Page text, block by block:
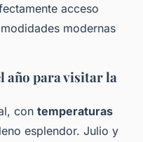
acceso
modernas
año para visitar la
con temperaturas
esplendor. Julio y